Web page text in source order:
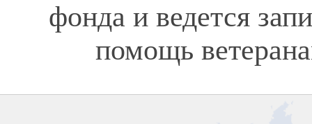
фонда и ведется
помощь